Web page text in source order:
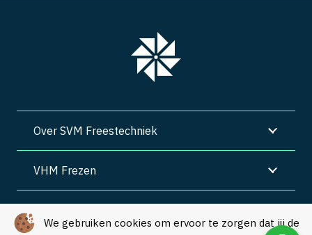
We gebruiken cookies om ervoor te zorgen dat jij de
Over SVM Freestechniek
VHM Frezen